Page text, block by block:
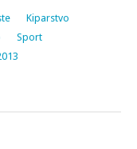
Kiparstvo
Sport